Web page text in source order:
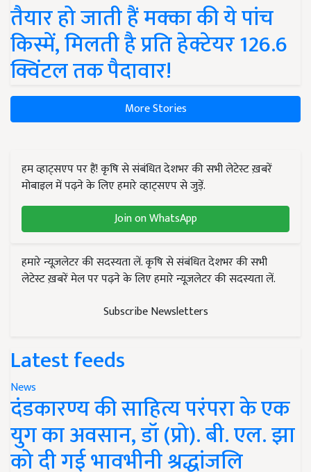
तैयार हो जाती हैं मक्का की ये पांच
किस्में, मिलती है प्रति हेक्टेयर 126.6
क्विंटल तक पैदावार!
More Stories
हम व्हाट्सएप पर हैं! कृषि से संबंधित देशभर की सभी लेटेस्ट ख़बरें
मोबाइल में पढ़ने के लिए हमारे व्हाट्सएप से जुड़ें.
Join on WhatsApp
हमारे न्यूज़लेटर की सदस्यता लें. कृषि से संबंधित देशभर की सभी
लेटेस्ट ख़बरें मेल पर पढ़ने के लिए हमारे न्यूज़लेटर की सदस्यता लें.
Subscribe Newsletters
Latest feeds
News
दंडकारण्य की साहित्य परंपरा के एक
युग का अवसान, डॉ (प्रो). बी. एल. झा
को दी गई भावभीनी श्रद्धांजलि